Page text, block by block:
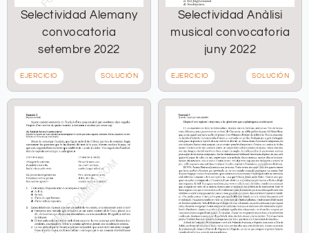
Selectividad Alemany
convocatoria
setembre 2022
EJERCICIO SOLUCIÓN
Selectividad Anàlisi
musical convocatoria
juny 2022
EJERCICIO SOLUCIÓN